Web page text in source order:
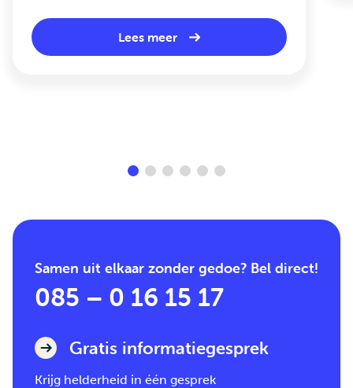
Lees meer
Samen uit elkaar zonder gedoe? Bel direct!
085 – 0 16 15 17
Gratis informatiegesprek
Krijg helderheid in één gesprek